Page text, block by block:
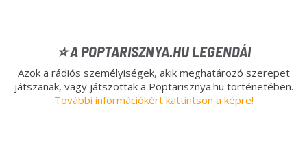
⭐ A POPTARISZNYA.HU LEGENDÁI
Azok a rádiós személyiségek, akik meghatározó szerepet
játszanak, vagy játszottak a Poptarisznya.hu történetében.
További információkért kattintson a képre!